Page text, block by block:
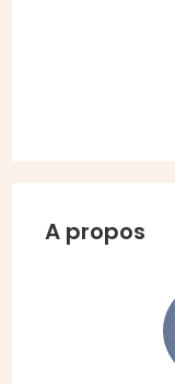
A propos